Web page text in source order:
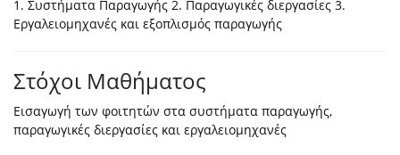
1. Συστήματα Παραγωγής 2. Παραγωγικές διεργασίες 3.
Εργαλειομηχανές και εξοπλισμός παραγωγής
Στόχοι Μαθήματος
Εισαγωγή των φοιτητών στα συστήματα παραγωγής,
παραγωγικές διεργασίες και εργαλειομηχανές